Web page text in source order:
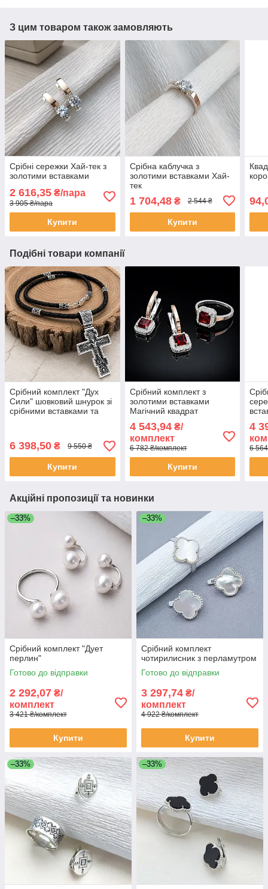
З цим товаром також замовляють
Срібні сережки Хай-тек з
золотими вставками
2 616,35 ₴/пара
3 905 ₴/пара
Купити
Срібна каблучка з
золотими вставками Хай-
тек
1 704,48₴ 2 544 ₴
Купити
Подібні товари компанії
Срібний комплект "Дух
Сили" шовковий шнурок зі
срібними вставками та
6 398,50 ₴ 9 550 ₴
Купити
Срібний комплект з
золотими вставками
Магічний квадрат
4 543,94₴/
комплект
6 782 ₴/комплект
Купити
4
6
Акційні пропозиції та новинки
–33%
Срібний комплект "Дует
перлин"
Готово до відправки
2 292,07 ₴/
комплект
3 421 ₴/комплект
Купити
–33%
Срібний комплект
чотирилисник з перламутром
Готово до відправки
3 297,74 ₴/
комплект
4 922 ₴/комплект
Купити
–33% –33%